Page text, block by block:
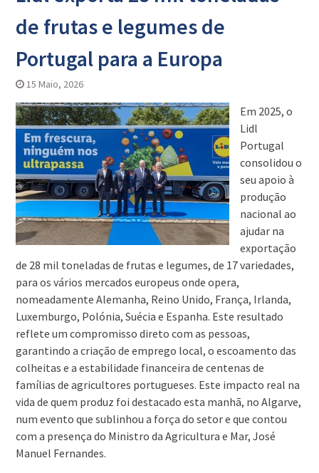
de frutas e legumes de
Portugal para a Europa
15 Maio, 2026
Em 2025, o
Lidl
Portugal
consolidou o
seu apoio à
produção
nacional ao
ajudar na
exportação
de 28 mil toneladas de frutas e legumes, de 17 variedades,
para os vários mercados europeus onde opera,
nomeadamente Alemanha, Reino Unido, França, Irlanda,
Luxemburgo, Polónia, Suécia e Espanha. Este resultado
reflete um compromisso direto com as pessoas,
garantindo a criação de emprego local, o escoamento das
colheitas e a estabilidade financeira de centenas de
famílias de agricultores portugueses. Este impacto real na
vida de quem produz foi destacado esta manhã, no Algarve,
num evento que sublinhou a força do setor e que contou
com a presença do Ministro da Agricultura e Mar, José
Manuel Fernandes.